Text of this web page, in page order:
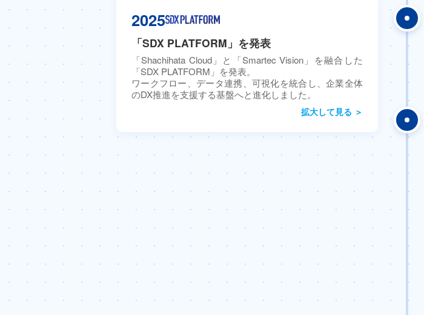
2025
「SDX PLATFORM」を発表
「Shachihata Cloud」と「Smartec Vision」を融合した
「SDX PLATFORM」を発表。
ワークフロー、データ連携、可視化を統合し、企業全体
のDX推進を支援する基盤へと進化しました。
拡大して見る ＞